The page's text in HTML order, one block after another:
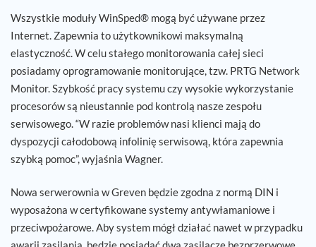
Wszystkie moduły WinSped® mogą być używane przez
Internet. Zapewnia to użytkownikowi maksymalną
elastyczność. W celu stałego monitorowania całej sieci
posiadamy oprogramowanie monitorujące, tzw. PRTG Network
Monitor. Szybkość pracy systemu czy wysokie wykorzystanie
procesorów są nieustannie pod kontrolą nasze zespołu
serwisowego. “W razie problemów nasi klienci mają do
dyspozycji całodobową infolinię serwisową, która zapewnia
szybką pomoc”, wyjaśnia Wagner.
Nowa serwerownia w Greven będzie zgodna z normą DIN i
wyposażona w certyfikowane systemy antywłamaniowe i
przeciwpożarowe. Aby system mógł działać nawet w przypadku